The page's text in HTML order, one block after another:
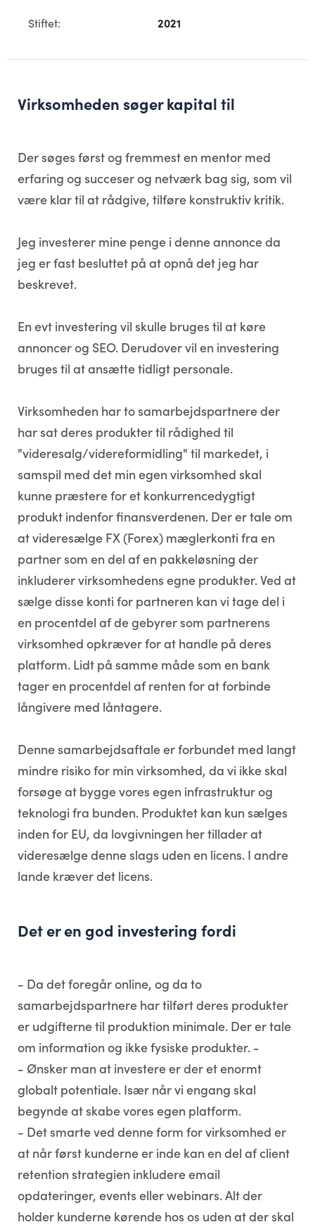
Stiftet:
2021
Virksomheden søger kapital til
Der søges først og fremmest en mentor med
erfaring og succeser og netværk bag sig, som vil
være klar til at rådgive, tilføre konstruktiv kritik.
Jeg investerer mine penge i denne annonce da
jeg er fast besluttet på at opnå det jeg har
beskrevet.
En evt investering vil skulle bruges til at køre
annoncer og SEO. Derudover vil en investering
bruges til at ansætte tidligt personale.
Virksomheden har to samarbejdspartnere der
har sat deres produkter til rådighed til
"videresalg/videreformidling" til markedet, i
samspil med det min egen virksomhed skal
kunne præstere for et konkurrencedygtigt
produkt indenfor finansverdenen. Der er tale om
at videresælge FX (Forex) mæglerkonti fra en
partner som en del af en pakkeløsning der
inkluderer virksomhedens egne produkter. Ved at
sælge disse konti for partneren kan vi tage del i
en procentdel af de gebyrer som partnerens
virksomhed opkræver for at handle på deres
platform. Lidt på samme måde som en bank
tager en procentdel af renten for at forbinde
långivere med låntagere.
Denne samarbejdsaftale er forbundet med langt
mindre risiko for min virksomhed, da vi ikke skal
forsøge at bygge vores egen infrastruktur og
teknologi fra bunden. Produktet kan kun sælges
inden for EU, da lovgivningen her tillader at
videresælge denne slags uden en licens. I andre
lande kræver det licens.
Det er en god investering fordi
- Da det foregår online, og da to
samarbejdspartnere har tilført deres produkter
er udgifterne til produktion minimale. Der er tale
om information og ikke fysiske produkter. -
- Ønsker man at investere er der et enormt
globalt potentiale. Især når vi engang skal
begynde at skabe vores egen platform.
- Det smarte ved denne form for virksomhed er
at når først kunderne er inde kan en del af client
retention strategien inkludere email
opdateringer, events eller webinars. Alt der
holder kunderne kørende hos os uden at der skal